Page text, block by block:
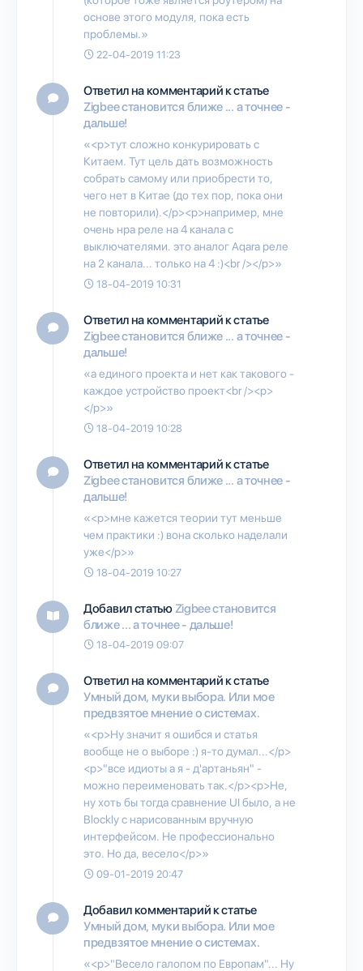
основе этого модуля, пока есть
проблемы.»
22-04-2019 11:23
Ответил на комментарий к статье
Zigbee становится ближе ... а точнее -
дальше!
«<p>тут сложно конкурировать с
Китаем. Тут цель дать возможность
собрать самому или приобрести то,
чего нет в Китае (до тех пор, пока они
не повторили).</p><p>например, мне
очень нра реле на 4 канала с
выключателями. это аналог Aqara реле
на 2 канала... только на 4 :)<br /></p>»
18-04-2019 10:31
Ответил на комментарий к статье
Zigbee становится ближе ... а точнее -
дальше!
«а единого проекта и нет как такового -
каждое устройство проект<br /><p>
</p>»
18-04-2019 10:28
Ответил на комментарий к статье
Zigbee становится ближе ... а точнее -
дальше!
«<p>мне кажется теории тут меньше
чем практики :) вона сколько наделали
уже</p>»
18-04-2019 10:27
Добавил статью Zigbee становится
ближе ... а точнее - дальше!
18-04-2019 09:07
Ответил на комментарий к статье
Умный дом, муки выбора. Или мое
предвзятое мнение о системах.
«<p>Ну значит я ошибся и статья
вообще не о выборе :) я-то думал...</p>
<p>"все идиоты а я - д'артаньян" -
можно переименовать так.</p><p>Не,
ну хоть бы тогда сравнение UI было, а не
Blockly с нарисованным вручную
интерфейсом. Не профессионально
это. Но да, весело</p>»
09-01-2019 20:47
Добавил комментарий к статье
Умный дом, муки выбора. Или мое
предвзятое мнение о системах.
«<p>"Весело галопом по Европам"... Ну